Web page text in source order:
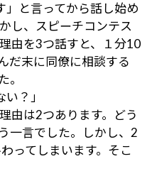
」と言ってから話し始め
し、スピーチコンテス
由を3つ話すと、１分10
だ末に同僚に相談する
。
？」
由は2つあります。どう
一言でした。しかし、2
ってしまいます。そこ